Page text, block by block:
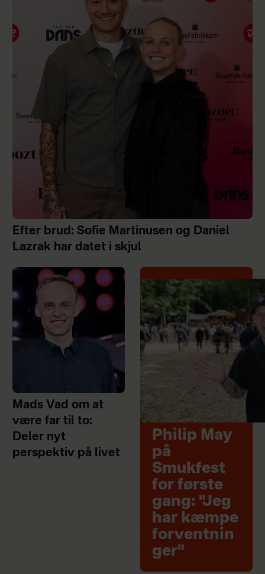
Efter brud: Sofie Martinusen og Daniel
Lazrak har datet i skjul
Mads Vad om at
være far til to:
Deler nyt
perspektiv på livet
Philip May
på
Smukfest
for første
gang: "Jeg
har kæmpe
forventnin
ger"